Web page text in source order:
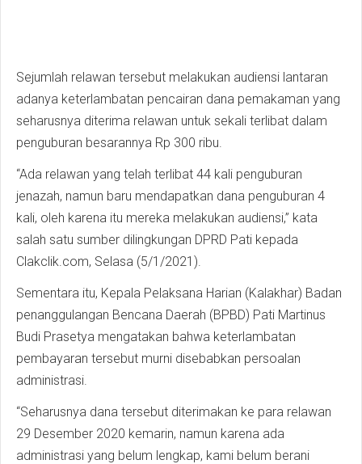
Sejumlah relawan tersebut melakukan audiensi lantaran
adanya keterlambatan pencairan dana pemakaman yang
seharusnya diterima relawan untuk sekali terlibat dalam
penguburan besarannya Rp 300 ribu.
“Ada relawan yang telah terlibat 44 kali penguburan
jenazah, namun baru mendapatkan dana penguburan 4
kali, oleh karena itu mereka melakukan audiensi,” kata
salah satu sumber dilingkungan DPRD Pati kepada
Clakclik.com, Selasa (5/1/2021).
Sementara itu, Kepala Pelaksana Harian (Kalakhar) Badan
penanggulangan Bencana Daerah (BPBD) Pati Martinus
Budi Prasetya mengatakan bahwa keterlambatan
pembayaran tersebut murni disebabkan persoalan
administrasi.
“Seharusnya dana tersebut diterimakan ke para relawan
29 Desember 2020 kemarin, namun karena ada
administrasi yang belum lengkap, kami belum berani